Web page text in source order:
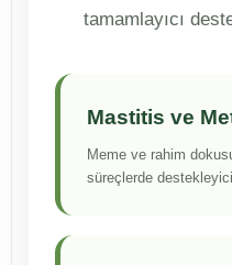
tamamlayıcı
Mastitis ve
Meme ve rahim
süreçlerde